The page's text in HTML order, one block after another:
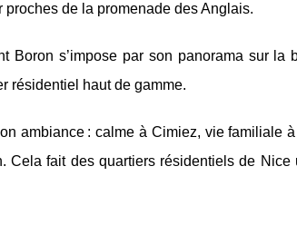
proches de la promenade des Anglais.
Boron s’impose par son panorama sur
résidentiel haut de gamme.
ambiance : calme à Cimiez, vie familiale
Cela fait des quartiers résidentiels de